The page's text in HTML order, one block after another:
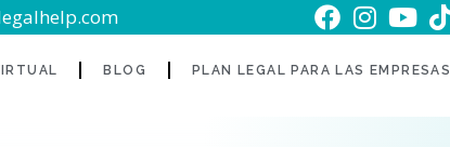
BLOG PLAN LEGAL PARA LAS EMPRESAS